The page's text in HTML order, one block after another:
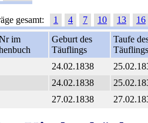
gesamt: 1 4 7 10 13
16
im
Geburt des
Täuflings
Taufe
Täuflings
24.02.1838
24.02.1838
27.02.1838